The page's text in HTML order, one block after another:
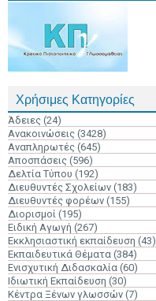
Χρήσιμες Κατηγορίες
Άδειες (24)
Ανακοινώσεις (3428)
Αναπληρωτές (645)
Αποσπάσεις (596)
Δελτία Τύπου (192)
Διευθυντές Σχολείων (183)
Διευθυντές φορέων (155)
Διορισμοί (195)
Ειδική Αγωγή (267)
Εκκλησιαστική εκπαίδευση (43)
Εκπαιδευτικά Θέματα (384)
Ενισχυτική Διδασκαλία (60)
Ιδιωτική Εκπαίδευση (30)
Κέντρα Ξένων γλωσσών (7)